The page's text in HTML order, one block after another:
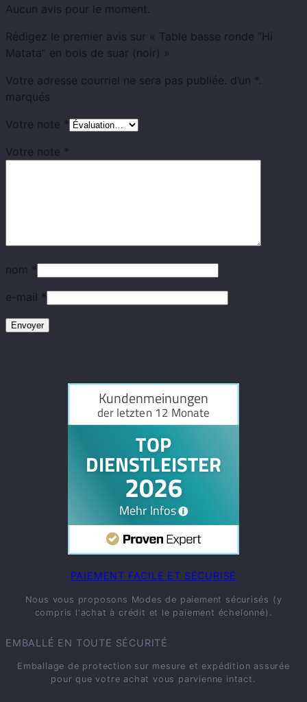
Aucun avis pour le moment.
Rédigez le premier avis sur « Table basse ronde “Hi
Matata” en bois de suar (noir) »
Votre adresse courriel ne sera pas publiée. d’un *.
marqués
Votre note *
Votre note *
nom *
e-mail *
PAIEMENT FACILE ET SÉCURISÉ
Nous vous proposons Modes de paiement sécurisés (y
compris l'achat à crédit et le paiement échelonné).
EMBALLÉ EN TOUTE SÉCURITÉ
Emballage de protection sur mesure et expédition assurée
pour que votre achat vous parvienne intact.